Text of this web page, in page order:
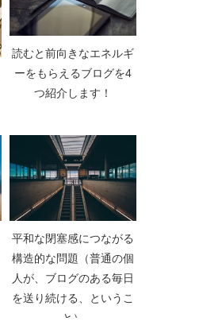
編］）
読むと前向きなエネルギ
ーをもらえるブログを4
つ紹介します！
平和な閉塞感につながる
構造的な問題（普通の個
人が、ブログのある毎日
を送り続ける、というこ
と）